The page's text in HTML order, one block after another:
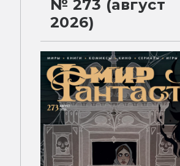
№ 273 (август
2026)